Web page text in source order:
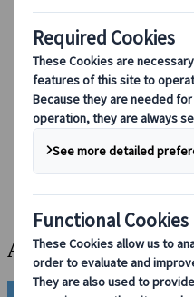
Utazási tippek
Kihagyhatatlan
Kulturális élmények
Gasztrokalandok
Japán felfedezése
Gyakori kérdések
Alapvető
Etikett Japánban
Vezetés Japánban
Foglalás rajtunk
Japan Rail Pass
Szállás
Online konzultáció
A Ghibli Park és